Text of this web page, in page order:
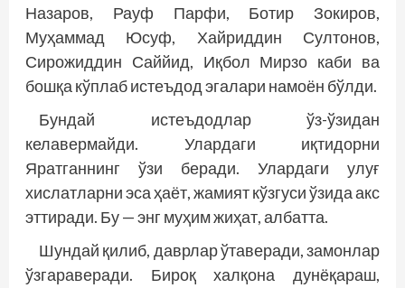
Назаров, Рауф Парфи, Ботир Зокиров,
Муҳаммад Юсуф, Хайриддин Султонов,
Сирожиддин Саййид, Иқбол Мирзо каби ва
бошқа кўплаб истеъдод эгалари намоён бўлди.
Бундай истеъдодлар ўз-ўзидан
келавермайди. Улардаги иқтидорни
Яратганнинг ўзи беради. Улардаги улуғ
хислатларни эса ҳаёт, жамият кўзгуси ўзида акс
эттиради. Бу — энг муҳим жиҳат, албатта.
Шундай қилиб, даврлар ўтаверади, замонлар
ўзгараверади. Бироқ халқона дунёқараш,